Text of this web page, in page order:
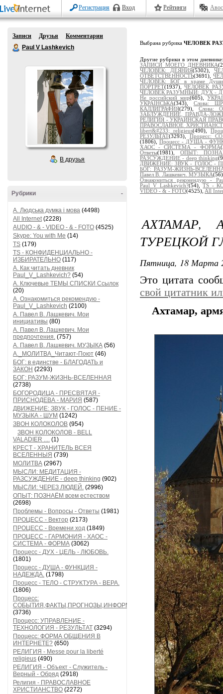
Регистрация Вход Рейтинги
Записи Друзья
Комментарии
Paul V Lashkevich
В друзья
-
Рубрики
A. Людська думка і мова (4498)
All Internet(2228)
AUDIO - & - VIDEO - & - FOTO (4525)
Skype: You with Me (14)
TS (179)
TS - КОНФИДЕНЦИАЛЬНО -
ИЗБИРАТЕЛЬНО (117)
А. Как читать дневник
Paul_V_Lashkevich? (54)
А. Ключевые ТЕМЫ СПИСКИ Ссылок
(20)
А. Ознакомиться рекомендую -
Paul_V_Lashkevich (2100)
А. Павел В. Лашкевич. Мои
инициативы (80)
А. Павел В. Лашкевич. Мои
предпочтения. (757)
А. Павел В. Лашкевич. МУЗЫКА (56)
А._МОЛИТВА_Читают-Поют (46)
БОГ: в единстве - БЛАГОДАТЬ и
ЗАКОН (2293)
БОГ: РАЗУМ-ЖИЗНЬ-ВСЕЛЕННАЯ
(2738)
БОГОРОДИЦА - ПРЕСВЯТАЯ -
ПРИСНОДЕВА - МАРИЯ (587)
ДВИЖЕНИЕ: ЗВУК - ГОЛОС - ПЕНИЕ -
МУЗЫКА - ШУМ (1242)
ЗВОН КОЛОКОЛОВ (954)
ЗВОН КОЛОКОЛОВ - BELL
VALADIER .... (1)
КРЕСТ - ХРАНИТЕЛЬ ВСЕЯ
ВСЕЛЕННЫЯ (739)
МОЛИТВА (2967)
МЫСЛИ: МЕДИТАЦИЯ -
РАЗСУЖДЕНИЕ - deep thinking (902)
МЫСЛИ: ЧЕРЕЗ ЛЮДЕЙ. (2996)
ОПЫТ: ПОЗНАЁМ всем естеством
(2698)
Проблемы - Вопросы - Ответы (1981)
ПРОЦЕСС - Вектор (2173)
ПРОЦЕСС - Времени ход (1849)
ПРОЦЕСС - ГАРМОНИЯ - ХАОС -
СИСТЕМА - ФОРМА (3062)
Процесс - ДУХ - ЦЕЛЬ - ЛЮБОВЬ.
(1801)
Процесс - ДУША - ФУНКЦИЯ -
НАДЕЖДА. (1798)
Процесс - ТЕЛО - СТРУКТУРА - ВЕРА.
(1806)
Процесс:
СОБЫТИЯ,ФАКТЫ,ПРОГНОЗЫ,ИНФОРМАЦИЯ
(3736)
Процесс: УПРАВЛЕНИЕ -
ТЕХНОЛОГИЯ - РЕЗУЛЬТАТ (3294)
Процесс: ФОРМА ОБЩЕНИЯ В
ИНТЕРНЕТЕ? (650)
РЕЛИГИЯ - Messe pour la liberté
religieus (490)
РЕЛИГИЯ - Объект - Служитель -
Верный - Обряд (2918)
Религия - ПРАВОСЛАВНОЕ
ХРИСТИАНСТВО (2272)
Выбрана рубрика ЧЕЛОВЕК
Другие рубрики в этом
ЗАПИСИ МОЕГО ДНЕВНИКА
ЧЕЛОВЕК: ДЕЯНИЯ(5302),
ОТВЕТСТВЕННОСТЬ(3691),
ЧЕЛОВЕК: БОГ в храме Души
ПОРТРЕТ(1937),ЧЕЛОВЕК
ЧЕЛОВЕК РАЗУМНЫЙ: ДУХ -
Не российский мир(605),
УКРАЇНСЬКА(343), Слова:
КАЛЛИГРАФИЯ(279), Слова:
ЗАБЛУЖДЕНИЕ, ПРАВДА-
РЕЛИГИЯ - УКРАИНСКАЯ
ПРАВОСЛАВНОЕ
libert&#233; religieus(490),
РЕЗУЛЬТАТ(3293), Процесс:
(1806), Процесс - ДУША -
ХАОС - СИСТЕМА - ФОРМА
Ответы(1981), ОПЫТ:
РАЗСУЖДЕНИЕ - deep thinking
ДВИЖЕНИЕ: ЗВУК - ГОЛОС -
БОГ: РАЗУМ-ЖИЗНЬ-
Павел В. Лашкевич. МУЗЫКА
Ознакомиться рекомендую -
Paul_V_Lashkevich?(54),TS -
VIDEO - & - FOTO(4525), All
АХТАМАР,
ТУРЕЦКОЙ
Пятница, 18 Марта
Это цитата
свой цитатник
Ахтамар,